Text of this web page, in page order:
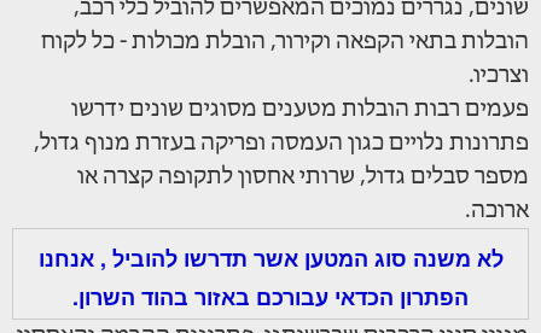
שונים, נגררים נמוכים המאפשרים להוביל כלי רכב,
הובלות בתאי הקפאה וקירור, הובלת מכולות - כל לקוח
וצרכיו.
פעמים רבות הובלות מטענים מסוגים שונים ידרשו
פתרונות נלויים כגון העמסה ופריקה בעזרת מנוף גדול,
מספר סבלים גדול, שרותי אחסון לתקופה קצרה או
ארוכה.
לא משנה סוג המטען אשר תדרשו להוביל , אנחנו
הפתרון הכדאי עבורכם באזור בהוד השרון.